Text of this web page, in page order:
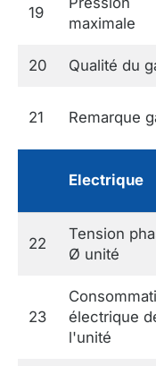
19
maximale
20 Qualité du
21 Remarque
Electrique
22
Tension
Ø unité
23
électrique
l'unité